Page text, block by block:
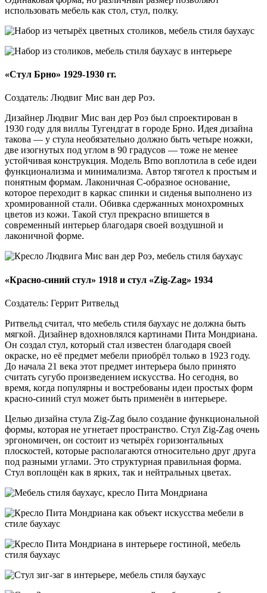
использовать мебель как стол, стул, полку.
«Стул Брно» 1929-1930 гг.
Создатель: Людвиг Мис ван дер Роэ.
Дизайнер Людвиг Мис ван дер Роэ был спроектирован в
1930 году для виллы Тугендгат в городе Брно. Идея дизайна
такова — у стула необязательно должно быть четыре ножки,
две изогнутых под углом в 90 градусов — тоже не менее
устойчивая конструкция. Модель Brno воплотила в себе идеи
функционализма и минимализма. Автор тяготел к простым и
понятным формам. Лаконичная С-образное основание,
которое переходит в каркас спинки и сиденья выполнено из
хромированной стали. Обивка сдержанных монохромных
цветов из кожи. Такой стул прекрасно впишется в
современный интерьер благодаря своей воздушной и
лаконичной форме.
«Красно-синий стул» 1918 и стул «Zig-Zag» 1934
Создатель: Геррит Ритвельд
Ритвельд считал, что мебель стиля баухаус не должна быть
мягкой. Дизайнер вдохновлялся картинами Пита Мондриана.
Он создал стул, который стал известен благодаря своей
окраске, но её предмет мебели приобрёл только в 1923 году.
До начала 21 века этот предмет интерьера было принято
считать сугубо произведением искусства. Но сегодня, во
время, когда популярны и востребованы идеи простых форм
красно-синий стул может быть применён в интерьере.
Целью дизайна стула Zig-Zag было создание функциональной
формы, которая не угнетает пространство. Стул Zig-Zag очень
эргономичен, он состоит из четырёх горизонтальных
плоскостей, которые располагаются относительно друг друга
под разными углами. Это структурная правильная форма.
Стул воплощён как в ярких, так и нейтральных цветах.